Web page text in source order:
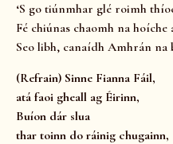
‘S go tiúnmhar glé roimh
Fé chiúnas chaomh na hoíche
Seo libh, canaídh Amhrán na
(Refrain) Sinne Fianna Fáil,
atá faoi gheall ag Éirinn,
Buíon dár slua
thar toinn do ráinig chugainn,